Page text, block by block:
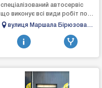
спеціалізований автосервіс
що виконує всі види робіт по
турбінах: зняття, діагностика,
виготовле...
вулиця Маршала Бірюзова,
26/1, Полтава, Полтавська
область, 36000